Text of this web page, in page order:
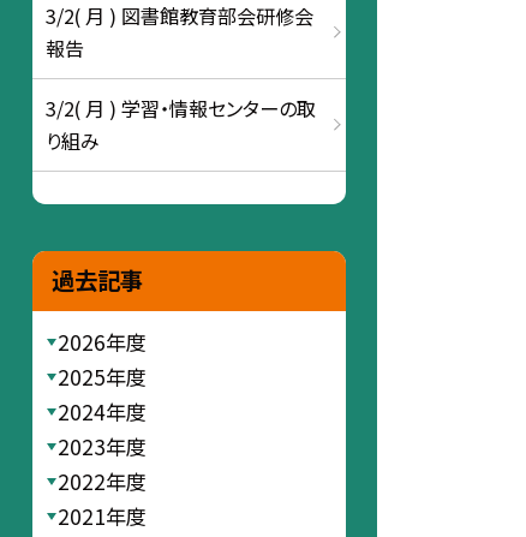
3/2( 月 ) 図書館教育部会研修会
報告
3/2( 月 ) 学習・情報センターの取
り組み
過去記事
2026年度
2025年度
2024年度
2023年度
2022年度
2021年度